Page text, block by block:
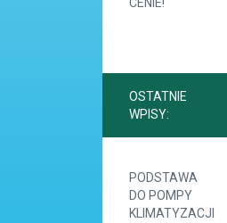
OSTATNIE
WPISY:
PODSTAWA
DO POMPY
KLIMATYZACJI